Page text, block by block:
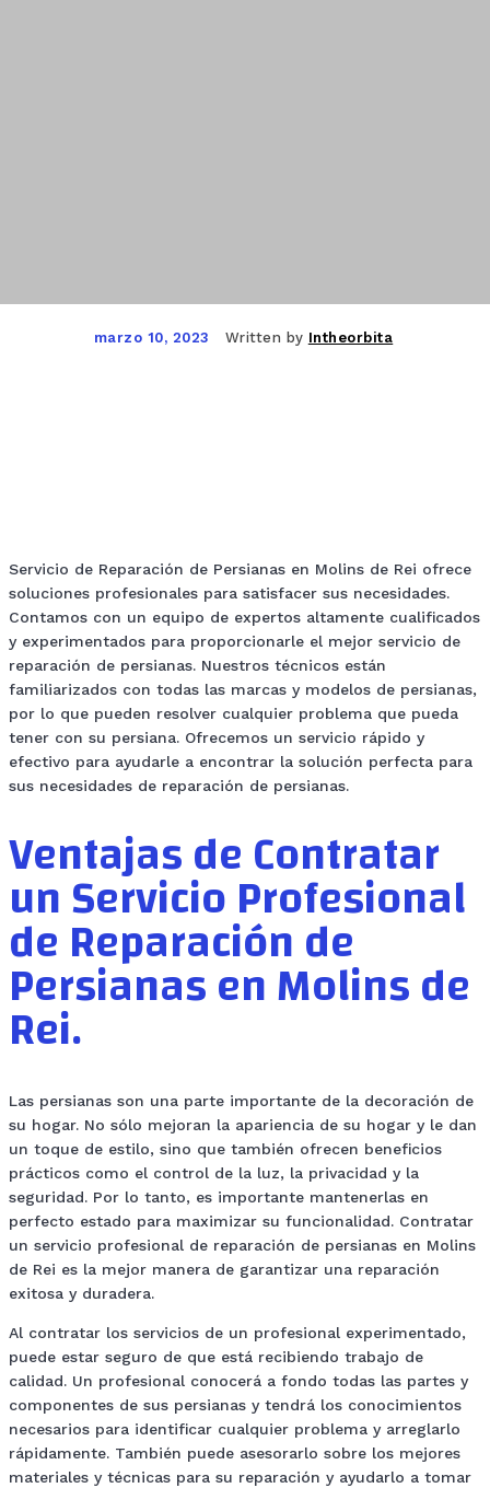
marzo 10, 2023 Written by Intheorbita
Servicio de Reparación de Persianas en Molins de Rei ofrece
soluciones profesionales para satisfacer sus necesidades.
Contamos con un equipo de expertos altamente cualificados
y experimentados para proporcionarle el mejor servicio de
reparación de persianas. Nuestros técnicos están
familiarizados con todas las marcas y modelos de persianas,
por lo que pueden resolver cualquier problema que pueda
tener con su persiana. Ofrecemos un servicio rápido y
efectivo para ayudarle a encontrar la solución perfecta para
sus necesidades de reparación de persianas.
Ventajas de Contratar
un Servicio Profesional
de Reparación de
Persianas en Molins de
Rei.
Las persianas son una parte importante de la decoración de
su hogar. No sólo mejoran la apariencia de su hogar y le dan
un toque de estilo, sino que también ofrecen beneficios
prácticos como el control de la luz, la privacidad y la
seguridad. Por lo tanto, es importante mantenerlas en
perfecto estado para maximizar su funcionalidad. Contratar
un servicio profesional de reparación de persianas en Molins
de Rei es la mejor manera de garantizar una reparación
exitosa y duradera.
Al contratar los servicios de un profesional experimentado,
puede estar seguro de que está recibiendo trabajo de
calidad. Un profesional conocerá a fondo todas las partes y
componentes de sus persianas y tendrá los conocimientos
necesarios para identificar cualquier problema y arreglarlo
rápidamente. También puede asesorarlo sobre los mejores
materiales y técnicas para su reparación y ayudarlo a tomar